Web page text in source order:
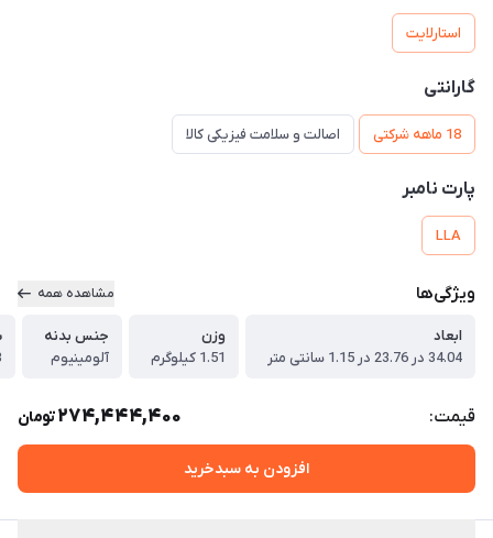
استارلایت
گارانتی
18 ماهه شرکتی اصالت و سلامت فیزیکی کالا
پارت نامبر
LLA
ویژگی‌ها مشاهده همه
ابعاد
34.04 در 23.76 در 1.15 سانتی متر
وزن
1.51 کیلوگرم
جنس بدنه
آلومینیوم
قیمت: 274,444,400تومان
افزودن به سبدخرید